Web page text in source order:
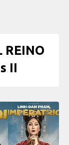
REINO
II